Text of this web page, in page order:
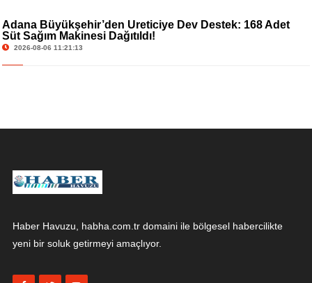
Adana Büyükşehir’den Üreticiye Dev Destek: 168 Adet
Süt Sağım Makinesi Dağıtıldı!
2026-08-06 11:21:13
Haber Havuzu, habha.com.tr domaini ile bölgesel habercilikte
yeni bir soluk getirmeyi amaçlıyor.